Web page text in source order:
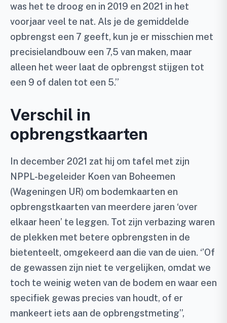
was het te droog en in 2019 en 2021 in het
voorjaar veel te nat. Als je de gemiddelde
opbrengst een 7 geeft, kun je er misschien met
precisielandbouw een 7,5 van maken, maar
alleen het weer laat de opbrengst stijgen tot
een 9 of dalen tot een 5.’’
Verschil in
opbrengstkaarten
In december 2021 zat hij om tafel met zijn
NPPL-begeleider Koen van Boheemen
(Wageningen UR) om bodemkaarten en
opbrengstkaarten van meerdere jaren ‘over
elkaar heen’ te leggen. Tot zijn verbazing waren
de plekken met betere opbrengsten in de
bietenteelt, omgekeerd aan die van de uien. ‘’Of
de gewassen zijn niet te vergelijken, omdat we
toch te weinig weten van de bodem en waar een
specifiek gewas precies van houdt, of er
mankeert iets aan de opbrengstmeting’’,